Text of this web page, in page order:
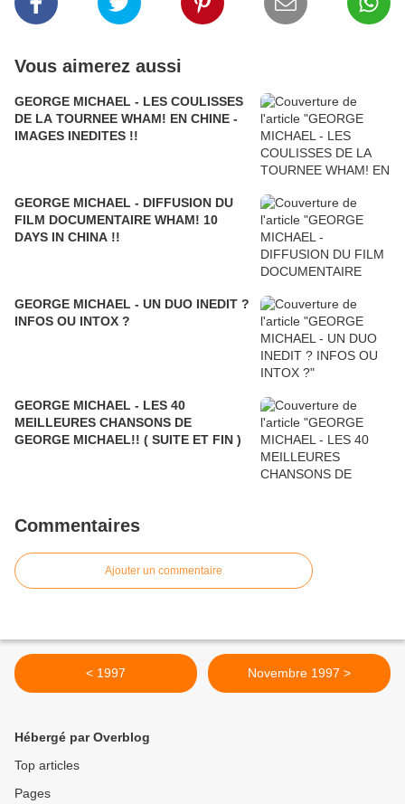
Vous aimerez aussi
GEORGE MICHAEL - LES COULISSES
DE LA TOURNEE WHAM! EN CHINE -
IMAGES INEDITES !!
GEORGE MICHAEL - DIFFUSION DU
FILM DOCUMENTAIRE WHAM! 10
DAYS IN CHINA !!
GEORGE MICHAEL - UN DUO INEDIT ?
INFOS OU INTOX ?
GEORGE MICHAEL - LES 40
MEILLEURES CHANSONS DE
GEORGE MICHAEL!! ( SUITE ET FIN )
Commentaires
Ajouter un commentaire
< 1997 Novembre 1997 >
Hébergé par Overblog
Top articles
Pages